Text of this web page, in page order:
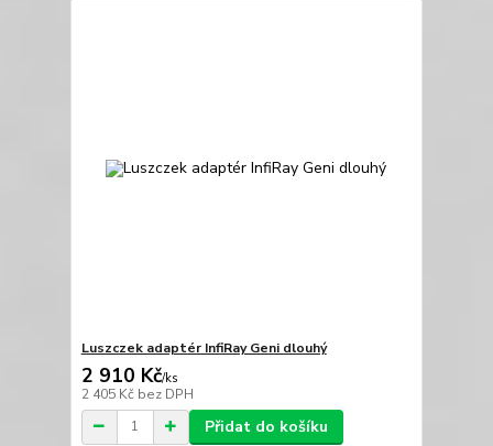
Luszczek adaptér InfiRay Geni dlouhý
2 910 Kč/ks
2 405 Kč bez DPH
Přidat do košíku